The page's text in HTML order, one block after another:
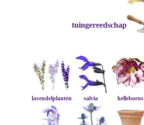
tuingereedschap
lavendelplanten salvia helleborus